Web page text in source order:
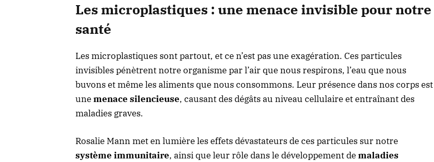
Les microplastiques : une menace invisible pour notre
santé
Les microplastiques sont partout, et ce n’est pas une exagération. Ces particules
invisibles pénètrent notre organisme par l’air que nous respirons, l’eau que nous
buvons et même les aliments que nous consommons. Leur présence dans nos corps est
unemenace silencieuse, causant des dégâts au niveau cellulaire et entraînant des
maladies graves.
Rosalie Mann met en lumière les effets dévastateurs de ces particules sur notre
système immunitaire, ainsi que leur rôle dans le développement demaladies